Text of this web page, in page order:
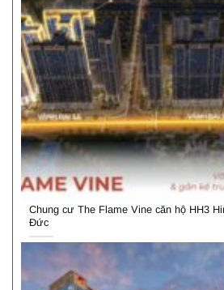
Chung cư The Flame Vine căn hộ HH3
Đức